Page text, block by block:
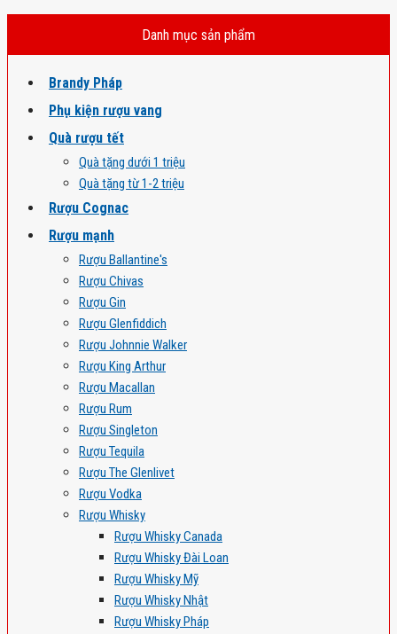
Danh mục sản phẩm
Brandy Pháp
Phụ kiện rượu vang
Quà rượu tết
Quà tặng dưới 1 triệu
Quà tặng từ 1-2 triệu
Rượu Cognac
Rượu mạnh
Rượu Ballantine's
Rượu Chivas
Rượu Gin
Rượu Glenfiddich
Rượu Johnnie Walker
Rượu King Arthur
Rượu Macallan
Rượu Rum
Rượu Singleton
Rượu Tequila
Rượu The Glenlivet
Rượu Vodka
Rượu Whisky
Rượu Whisky Canada
Rượu Whisky Đài Loan
Rượu Whisky Mỹ
Rượu Whisky Nhật
Rượu Whisky Pháp